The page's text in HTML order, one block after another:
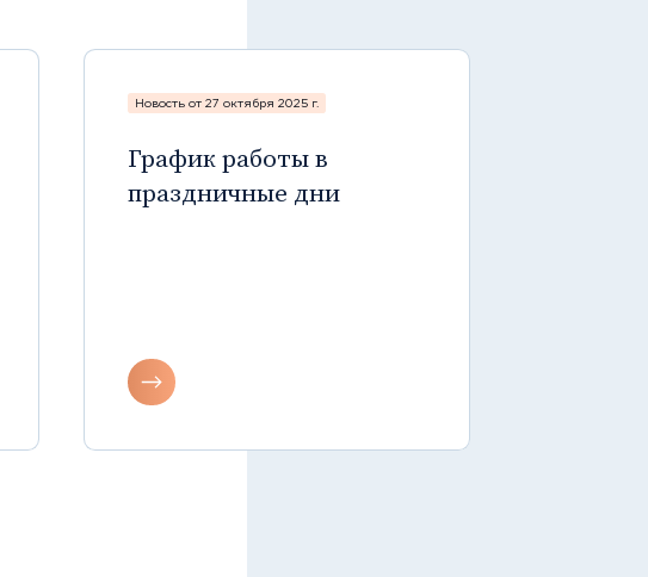
Новость от 27 октября 2025 г.
График работы в
праздничные дни